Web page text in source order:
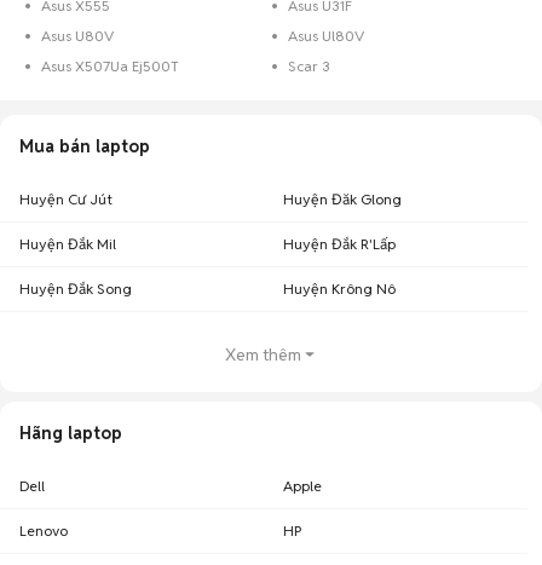
Asus X555
Asus U31F
Asus U80V
Asus Ul80V
Asus X507Ua Ej500T
Scar 3
Mua bán laptop
Huyện Cư Jút Huyện Đăk Glong
Huyện Đắk Mil Huyện Đắk R'Lấp
Huyện Đắk Song Huyện Krông Nô
Xem thêm
Hãng laptop
Dell Apple
Lenovo HP